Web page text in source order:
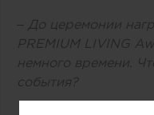
– До церемонии
PREMIUM LIVING
немного времени.
события?